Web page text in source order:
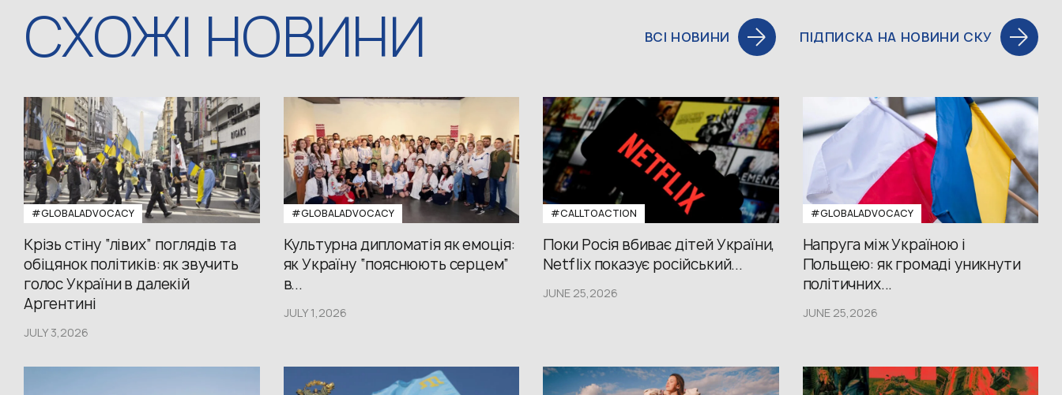
СХОЖІ НОВИНИ ВСІ НОВИНИ ПІДПИСКА НА НОВИНИ СКУ
#GLOBALADVOCACY
Крізь стіну “лівих” поглядів та
обіцянок політиків: як звучить
голос України в далекій
Аргентині
JULY 3,2026
#GLOBALADVOCACY
Культурна дипломатія як емоція:
як Україну “пояснюють серцем”
в...
JULY 1,2026
#CALLTOACTION
Поки Росія вбиває дітей України,
Netflix показує російський...
JUNE 25,2026
#GLOBALADVOCACY
Напруга між Україною і
Польщею: як громаді уникнути
політичних...
JUNE 25,2026